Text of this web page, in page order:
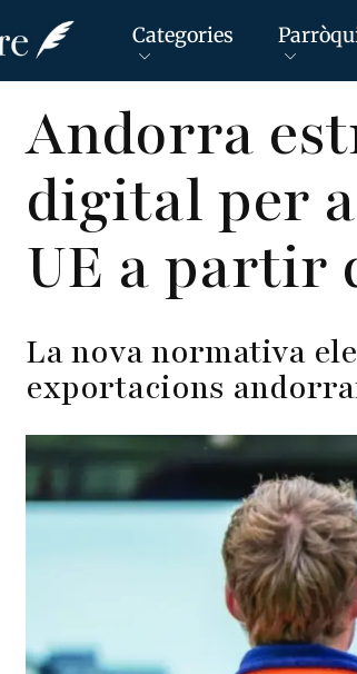
Categories
Andorra
digital per
UE a partir
La nova normativa
exportacions